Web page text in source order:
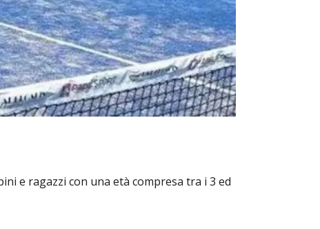
e ragazzi con una età compresa tra i 3 ed